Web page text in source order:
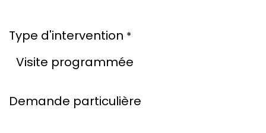
Type d'intervention *
Demande particulière